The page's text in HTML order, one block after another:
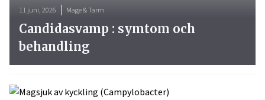
11 juni, 2026 Mage & Tarm
Candidasvamp : symtom och
behandling